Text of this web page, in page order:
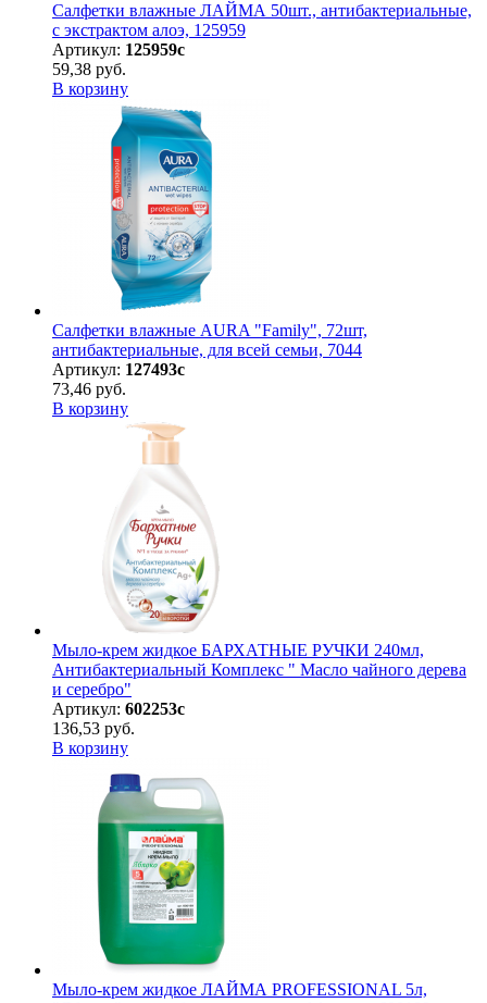
Салфетки влажные ЛАЙМА 50шт., антибактериальные,
с экстрактом алоэ, 125959
Артикул: 125959с
59,38 руб.
В корзину
Салфетки влажные AURA "Family", 72шт,
антибактериальные, для всей семьи, 7044
Артикул: 127493с
73,46 руб.
В корзину
Мыло-крем жидкое БАРХАТНЫЕ РУЧКИ 240мл,
Антибактериальный Комплекс " Масло чайного дерева
и серебро"
Артикул: 602253с
136,53 руб.
В корзину
Мыло-крем жидкое ЛАЙМА PROFESSIONAL 5л,